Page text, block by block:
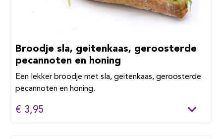
Broodje sla, geitenkaas, geroosterde
pecannoten en honing
Een lekker broodje met sla, geitenkaas, geroosterde
pecannoten en honing.
€ 3,95